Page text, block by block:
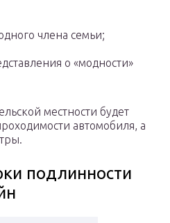
члена семьи;
о «модности»
местности будет
автомобиля, а
подлинности